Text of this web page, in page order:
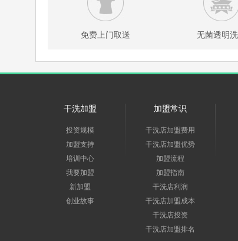
免费上门取送 无菌透明
干洗加盟
投资规模
加盟支持
培训中心
我要加盟
新加盟
创业故事
加盟常识
干洗店加盟费用
干洗店加盟优势
加盟流程
加盟指南
干洗店利润
干洗店加盟成本
干洗店投资
干洗店加盟排名